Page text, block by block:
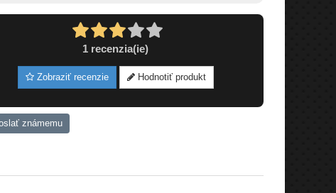
1 recenzia(ie)
Zobraziť recenzie Hodnotiť produkt
známemu